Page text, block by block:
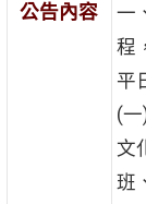
公告內容
一
程
平
(
文
班